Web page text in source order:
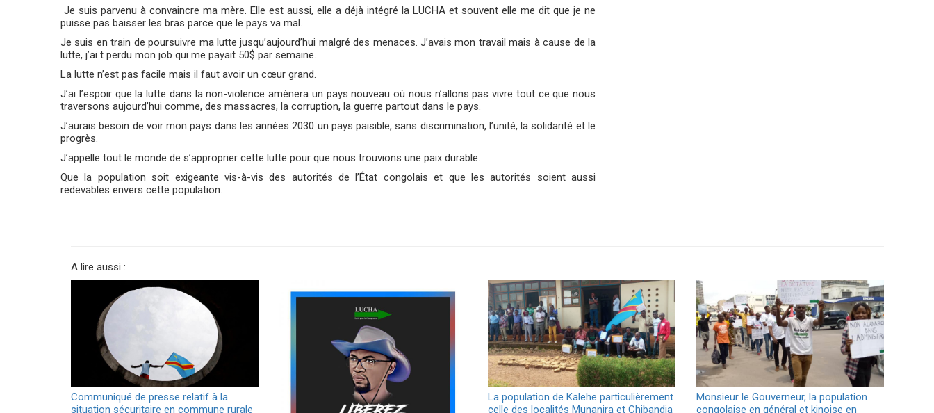
Je suis parvenu à convaincre ma mère. Elle est aussi, elle a déjà intégré la LUCHA et souvent elle me dit que je ne
puisse pas baisser les bras parce que le pays va mal.
Je suis en train de poursuivre ma lutte jusqu’aujourd’hui malgré des menaces. J’avais mon travail mais à cause de la
lutte, j’ai t perdu mon job qui me payait 50$ par semaine.
La lutte n’est pas facile mais il faut avoir un cœur grand.
J’ai l’espoir que la lutte dans la non-violence amènera un pays nouveau où nous n’allons pas vivre tout ce que nous
traversons aujourd’hui comme, des massacres, la corruption, la guerre partout dans le pays.
J’aurais besoin de voir mon pays dans les années 2030 un pays paisible, sans discrimination, l’unité, la solidarité et le
progrès.
J’appelle tout le monde de s’approprier cette lutte pour que nous trouvions une paix durable.
Que la population soit exigeante vis-à-vis des autorités de l’État congolais et que les autorités soient aussi
redevables envers cette population.
A lire aussi :
Communiqué de presse relatif à la
situation sécuritaire en commune rurale
La population de Kalehe particulièrement
celle des localités Munanira et Chibandja
Monsieur le Gouverneur, la population
congolaise en général et kinoise en